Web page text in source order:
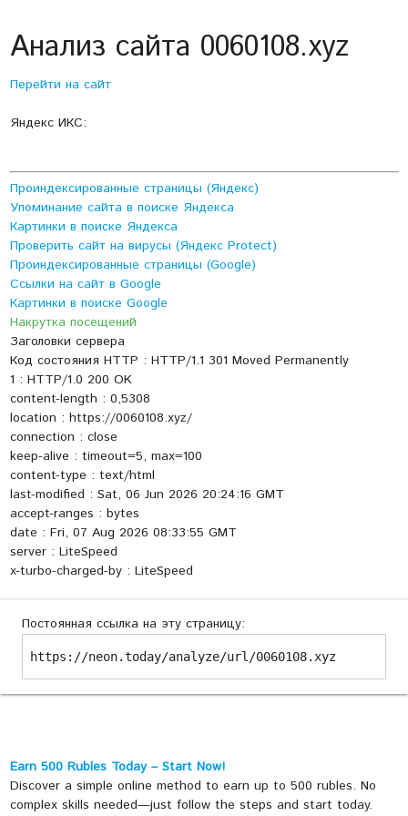
Анализ сайта 0060108.xyz
Перейти на сайт
Яндекс ИКС:
Проиндексированные страницы (Яндекс)
Упоминание сайта в поиске Яндекса
Картинки в поиске Яндекса
Проверить сайт на вирусы (Яндекс Protect)
Проиндексированные страницы (Google)
Ссылки на сайт в Google
Картинки в поиске Google
Накрутка посещений
Заголовки сервера
Код состояния HTTP : HTTP/1.1 301 Moved Permanently
1 : HTTP/1.0 200 OK
content-length : 0,5308
location : https://0060108.xyz/
connection : close
keep-alive : timeout=5, max=100
content-type : text/html
last-modified : Sat, 06 Jun 2026 20:24:16 GMT
accept-ranges : bytes
date : Fri, 07 Aug 2026 08:33:55 GMT
server : LiteSpeed
x-turbo-charged-by : LiteSpeed
Постоянная ссылка на эту страницу:
https://neon.today/analyze/url/0060108.xyz
Earn 500 Rubles Today – Start Now!
Discover a simple online method to earn up to 500 rubles. No
complex skills needed—just follow the steps and start today.